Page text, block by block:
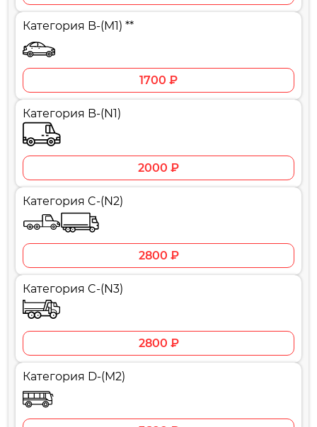
Категория B-(M1) **
1700 ₽
Категория B-(N1)
2000 ₽
Категория C-(N2)
2800 ₽
Категория C-(N3)
2800 ₽
Категория D-(M2)